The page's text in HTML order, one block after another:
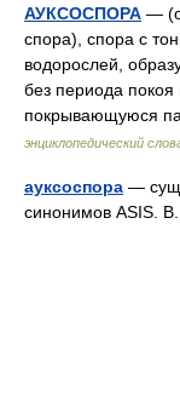
АУКСОСПОРА —
спора), спора с
водорослей,
без периода покоя
покрывающуюся
энциклопедический
ауксоспора —
синонимов ASIS.